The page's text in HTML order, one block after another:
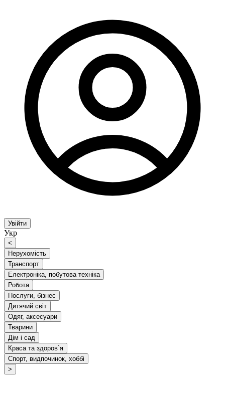
Увійти
Укр
<
Нерухомість
Транспорт
Електроніка, побутова техніка
Робота
Послуги, бізнес
Дитячий світ
Одяг, аксесуари
Тварини
Дім і сад
Краса та здоров`я
Спорт, видпочинок, хоббі
>